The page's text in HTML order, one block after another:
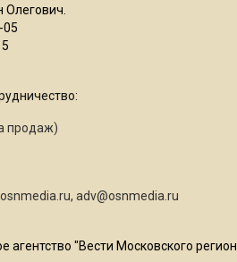
Олегович.
05
продаж)
, adv@osnmedia.ru
"Вести Московского